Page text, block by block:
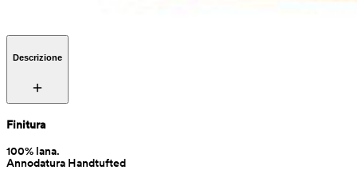
Descrizione
Finitura
100% lana.
Annodatura Handtufted